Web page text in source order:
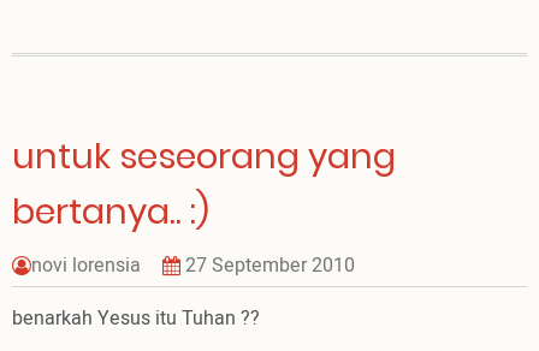
untuk seseorang yang
bertanya.. :)
novi lorensia
27 September 2010
benarkah Yesus itu Tuhan ??